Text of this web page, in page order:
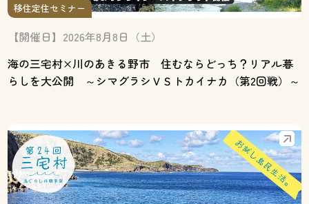
移住定住セミナー
【開催日】2026年8月8日（土）
海の三宅村×川のあきる野市 住むならどっち？リアル暮
らしを大公開 ～シマグラシＶＳトカイナカ（第2回戦）～